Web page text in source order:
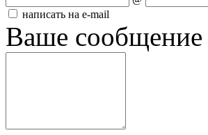
написать на e-mail
Ваше сообщение